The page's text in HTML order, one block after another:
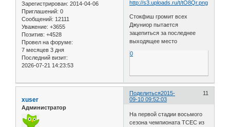
Зарегистрирован: 2014-04-06
Приглашений: 0
Сообщений: 12111
Уважение: +3655
Позитив: +4528
Провел на форуме:
7 месяцев 3 дня
Последний визит:
2026-07-21 14:23:53
Стокфиш громит всех
Джуниор пытается
зацепиться за последнее
выходящее место
0
Поделиться 11
2015-
09-10 09:52:03
xuser
Администратор
На первой стадии восьмого
сезона чемпионата ТСЕС из